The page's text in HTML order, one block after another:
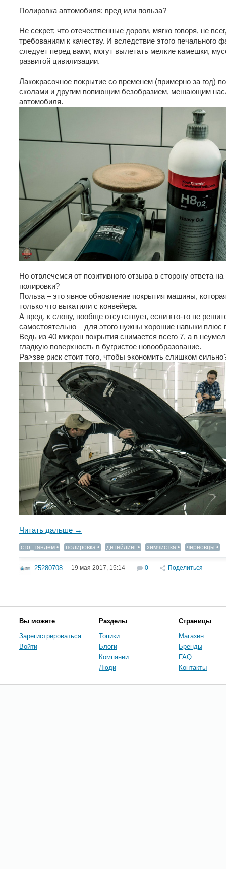
Полировка автомобиля: вред или польза?
Не секрет, что отечественные дороги, мягко говоря, не
требованиям к качеству. И вследствие этого печального
следует перед вами, могут вылетать мелкие камешки,
развитой цивилизации.
Лакокрасочное покрытие со временем (примерно за год)
сколами и другим вопиющим безобразием, мешающим
автомобиля.
Но отвлечемся от позитивного отзыва в сторону ответа
полировки?
Польза – это явное обновление покрытия машины,
только что выкатили с конвейера.
А вред, к слову, вообще отсутствует, если кто-то не
самостоятельно – для этого нужны хорошие навыки плюс
Ведь из 40 микрон покрытия снимается всего 7, а в
гладкую поверхность в бугристое новообразование.
Ра>зве риск стоит того, чтобы экономить слишком
Читать дальше →
сто_тандем полировка детейлинг химчистка черновцы
25280708 19 мая 2017, 15:14 0 Поделиться
Вы можете
Зарегистрироваться
Войти
Разделы
Топики
Блоги
Компании
Люди
Страницы
Магазин
Бренды
FAQ
Контакты